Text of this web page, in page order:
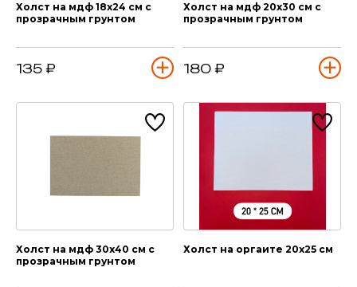
Холст на мдф 18х24 см с
прозрачным грунтом
135 ₽
Холст на мдф 20х30 см с
прозрачным грунтом
180 ₽
Холст на мдф 30х40 см с
прозрачным грунтом
Холст на оргаите 20х25 см